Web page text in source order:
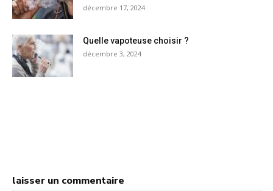
décembre 17, 2024
Quelle vapoteuse choisir ?
décembre 3, 2024
laisser un commentaire